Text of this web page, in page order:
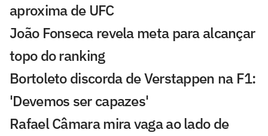
aproxima de UFC
João Fonseca revela meta para alcançar
topo do ranking
Bortoleto discorda de Verstappen na F1:
'Devemos ser capazes'
Rafael Câmara mira vaga ao lado de